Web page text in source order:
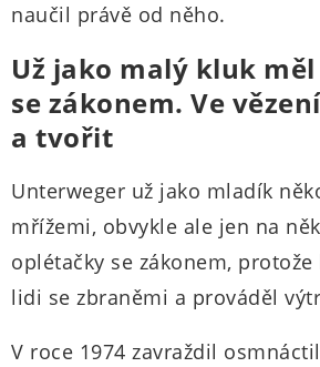
naučil právě od něho.
Už jako malý kluk
se zákonem. Ve
a tvořit
Unterweger už jako mladík
mřížemi, obvykle ale jen na
oplétačky se zákonem,
lidi se zbraněmi a prováděl
V roce 1974 zavraždil